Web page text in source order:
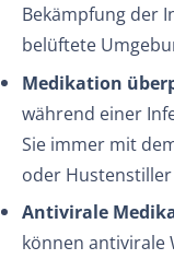
Bekämpfung der
belüftete
Medikation
während einer
Sie immer mit
oder
Antivirale
können